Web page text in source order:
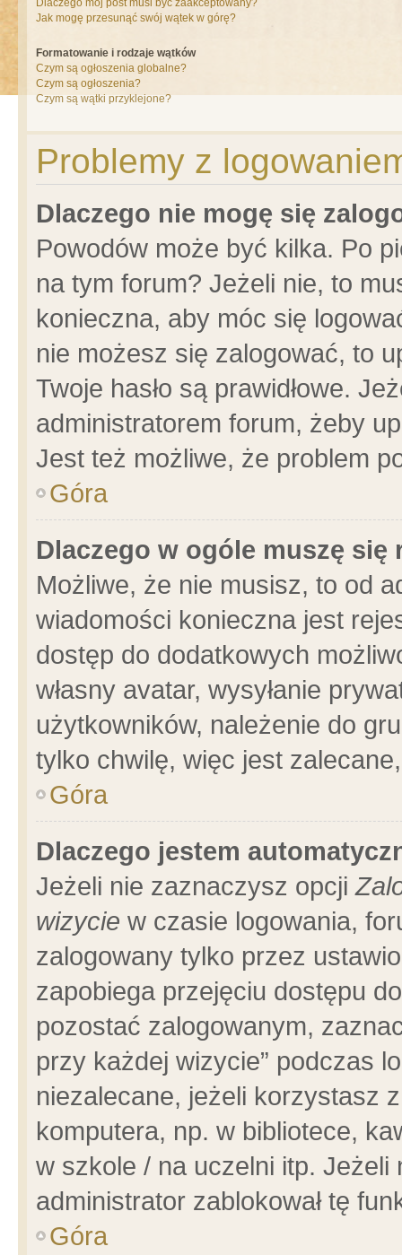
Dlaczego mój post musi być zaakceptowany?
Jak mogę przesunąć swój wątek w górę?
Formatowanie i rodzaje wątków
Czym są ogłoszenia globalne?
Czym są ogłoszenia?
Czym są wątki przyklejone?
Problemy z
Dlaczego nie mogę się
Powodów może być kilka. Po
na tym forum? Jeżeli nie, to
konieczna, aby móc się
nie możesz się zalogować, to
Twoje hasło są prawidłowe.
administratorem forum, żeby
Jest też możliwe, że problem
Góra
Dlaczego w ogóle muszę się
Możliwe, że nie musisz, to od
wiadomości konieczna jest
dostęp do dodatkowych
własny avatar, wysyłanie
użytkowników, należenie do
tylko chwilę, więc jest
Góra
Dlaczego jestem
Jeżeli nie zaznaczysz opcji
wizycie w czasie logowania,
zalogowany tylko przez
zapobiega przejęciu dostępu
pozostać zalogowanym,
przy każdej wizycie” podczas
niezalecane, jeżeli korzystasz
komputera, np. w bibliotece,
w szkole / na uczelni itp.
administrator zablokował tę
Góra